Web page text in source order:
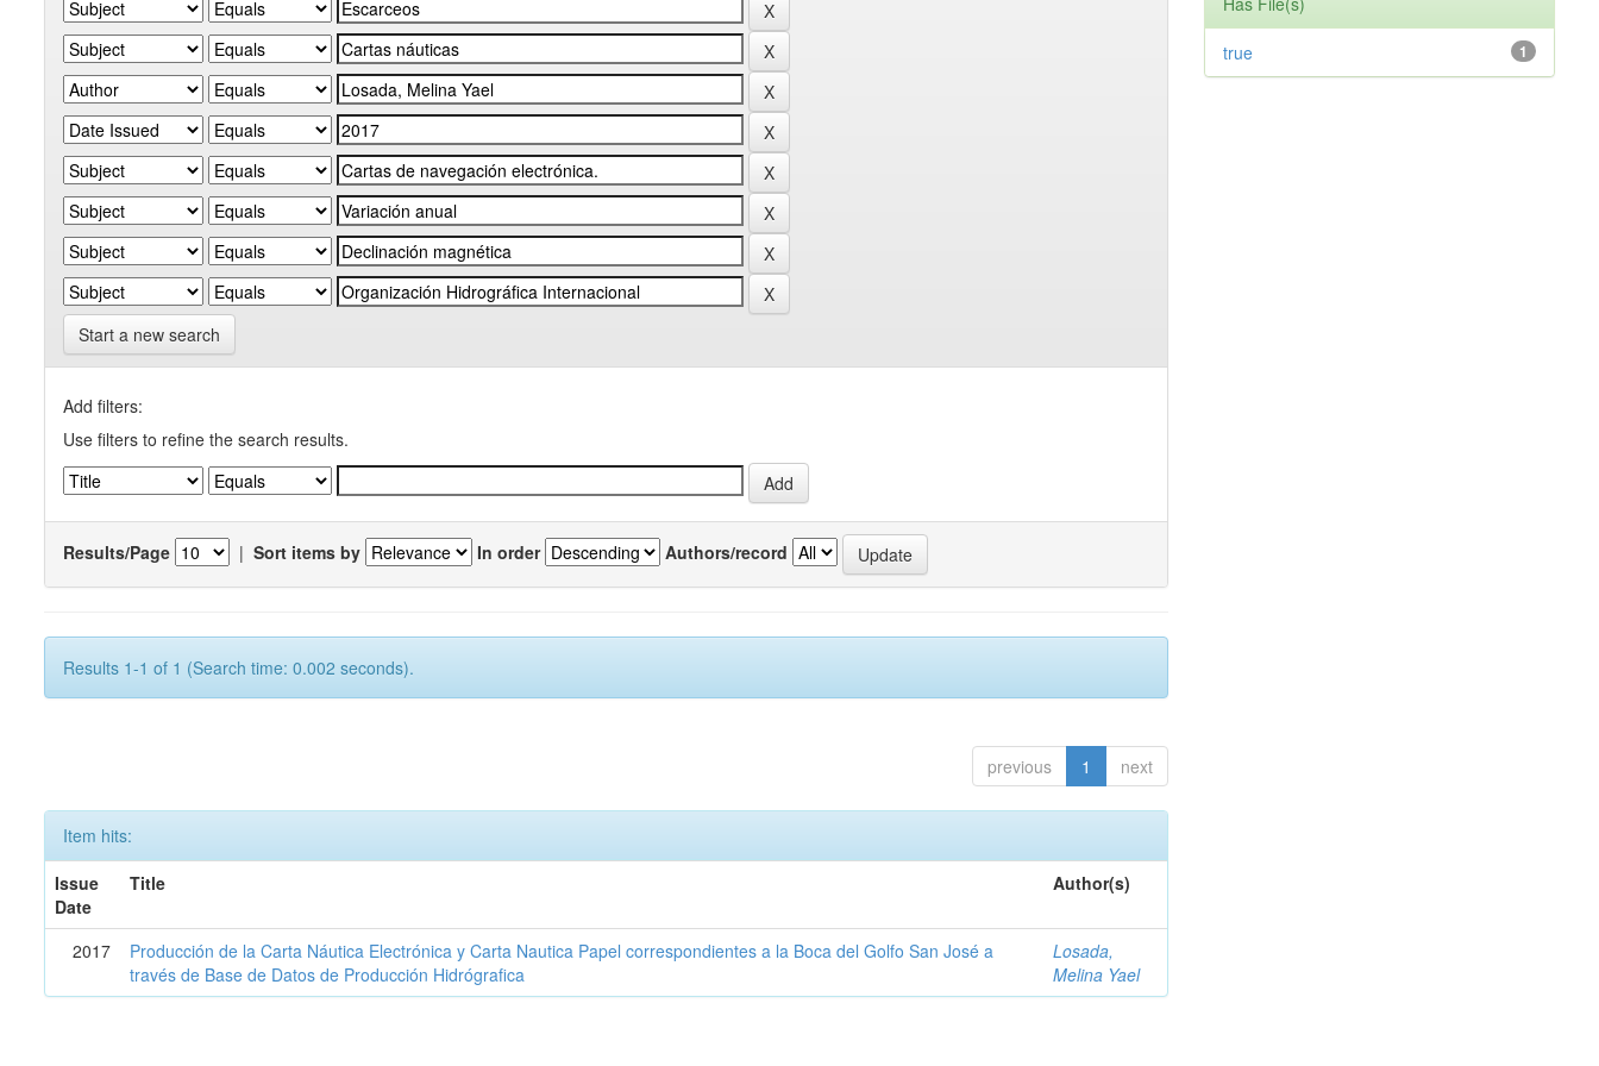
Start a new search
Add filters:
Use filters to refine the search results.
Results/Page | Sort items by In order Authors/record
Results 1-1 of 1 (Search time: 0.002 seconds).
previous 1 next
Item hits:
Issue
Date
Title Author(s)
2017
Producción de la Carta Náutica Electrónica y Carta Nautica Papel correspondientes a la Boca del Golfo San José a
través de Base de Datos de Producción Hidrógrafica
Losada,
Melina Yael
1
true